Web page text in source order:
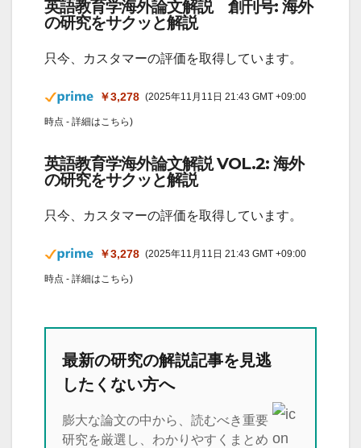
英語教育学海外論文解説 創刊号: 海外
の研究をサクッと解説
只今、カスタマーの評価を取得しています。
￥3,278 (2025年11月11日 21:43 GMT +09:00
時点 - 詳細はこちら)
英語教育学海外論文解説 VOL.2: 海外
の研究をサクッと解説
只今、カスタマーの評価を取得しています。
￥3,278 (2025年11月11日 21:43 GMT +09:00
時点 - 詳細はこちら)
最新の研究の解説記事を見逃
したくない方へ
膨大な論文の中から、読むべき重要
研究を厳選し、わかりやすくまとめ